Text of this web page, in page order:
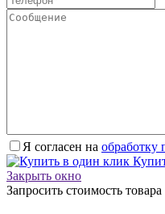
Я согласен на обработку
Закрыть окно
Запросить стоимость товара